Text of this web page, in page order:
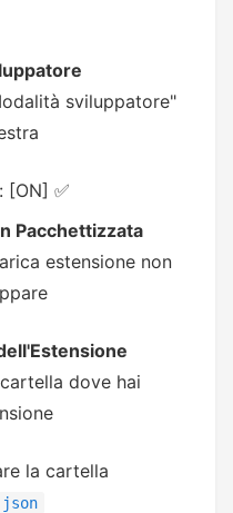
sviluppatore"
[ON] ✅
Pacchettizzata
estensione non
dove hai
la cartella